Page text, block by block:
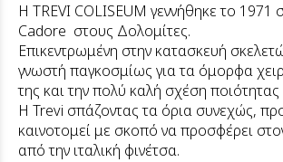
Η TREVI COLISEUM γεννήθηκε το 1971
Cadore στους Δολομίτες.
Επικεντρωμένη στην κατασκευή
γνωστή παγκοσμίως για τα όμορφα
της και την πολύ καλή σχέση ποιότητας
Η Trevi σπάζοντας τα όρια συνεχώς,
καινοτομεί με σκοπό να προσφέρει
από την ιταλική φινέτσα.